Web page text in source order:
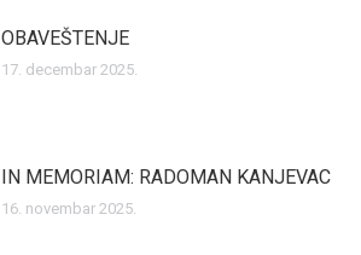
OBAVEŠTENJE
17. decembar 2025.
IN MEMORIAM: RADOMAN KANJEVAC
16. novembar 2025.